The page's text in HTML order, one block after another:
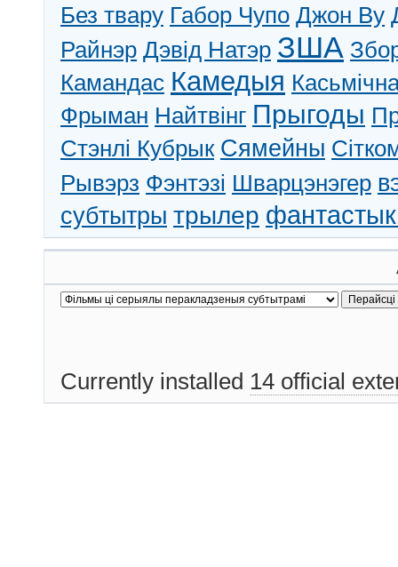
Без твару Габор Чупо Джон Ву
Райнэр Дэвід Натэр ЗША
Камандас Камедыя
Фрыман Найтвінг Прыгоды
Стэнлі Кубрык Сямейны
Рывэрз Фэнтэзі Шварцэнэгер
субтытры трылер
Currently installed 14 official